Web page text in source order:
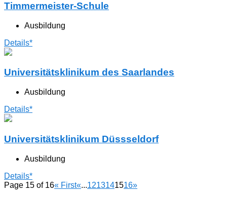
Timmermeister-Schule
Ausbildung
Details*
Universitätsklinikum des Saarlandes
Ausbildung
Details*
Universitätsklinikum Düssseldorf
Ausbildung
Details*
Page 15 of 16« First«...1213141516»